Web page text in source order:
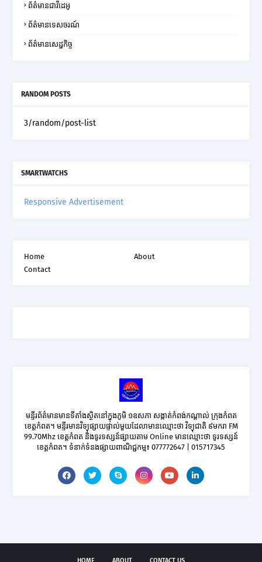
ព័ត៌មានជាវីដេអូ
ព័ត៌មានទេសចរណ៍
ព័ត៌មានសេដ្ឋកិច្ច
RANDOM POSTS
3/random/post-list
SMARTWATCHS
Responsive Advertisement
Home
About
Contact
មន្ទីរព័ត៌មានមានទីតាំងស្ថិតនៅក្នុងភូមិ ១ឧសភា សង្កាត់កំពង់កណ្តាល់ ក្រុងកំពត
ខេត្តកំពត។ មន្ទីរមានវិទ្យុផ្សាយផ្ទាល់មួយដែលាមានឈ្មោះថា វិទ្យុជាតិ ៩មករា FM
99.70Mhz ខេត្តកំពត និងទូរទស្សន៍ផ្សាយតាម Online មានឈ្មោះថា ទូរទស្សន៍
ខេត្តកំពត។ ទំនាក់ទំនងផ្សាយពាណិជ្ជកម្ម៖ 077772647 | 015717345